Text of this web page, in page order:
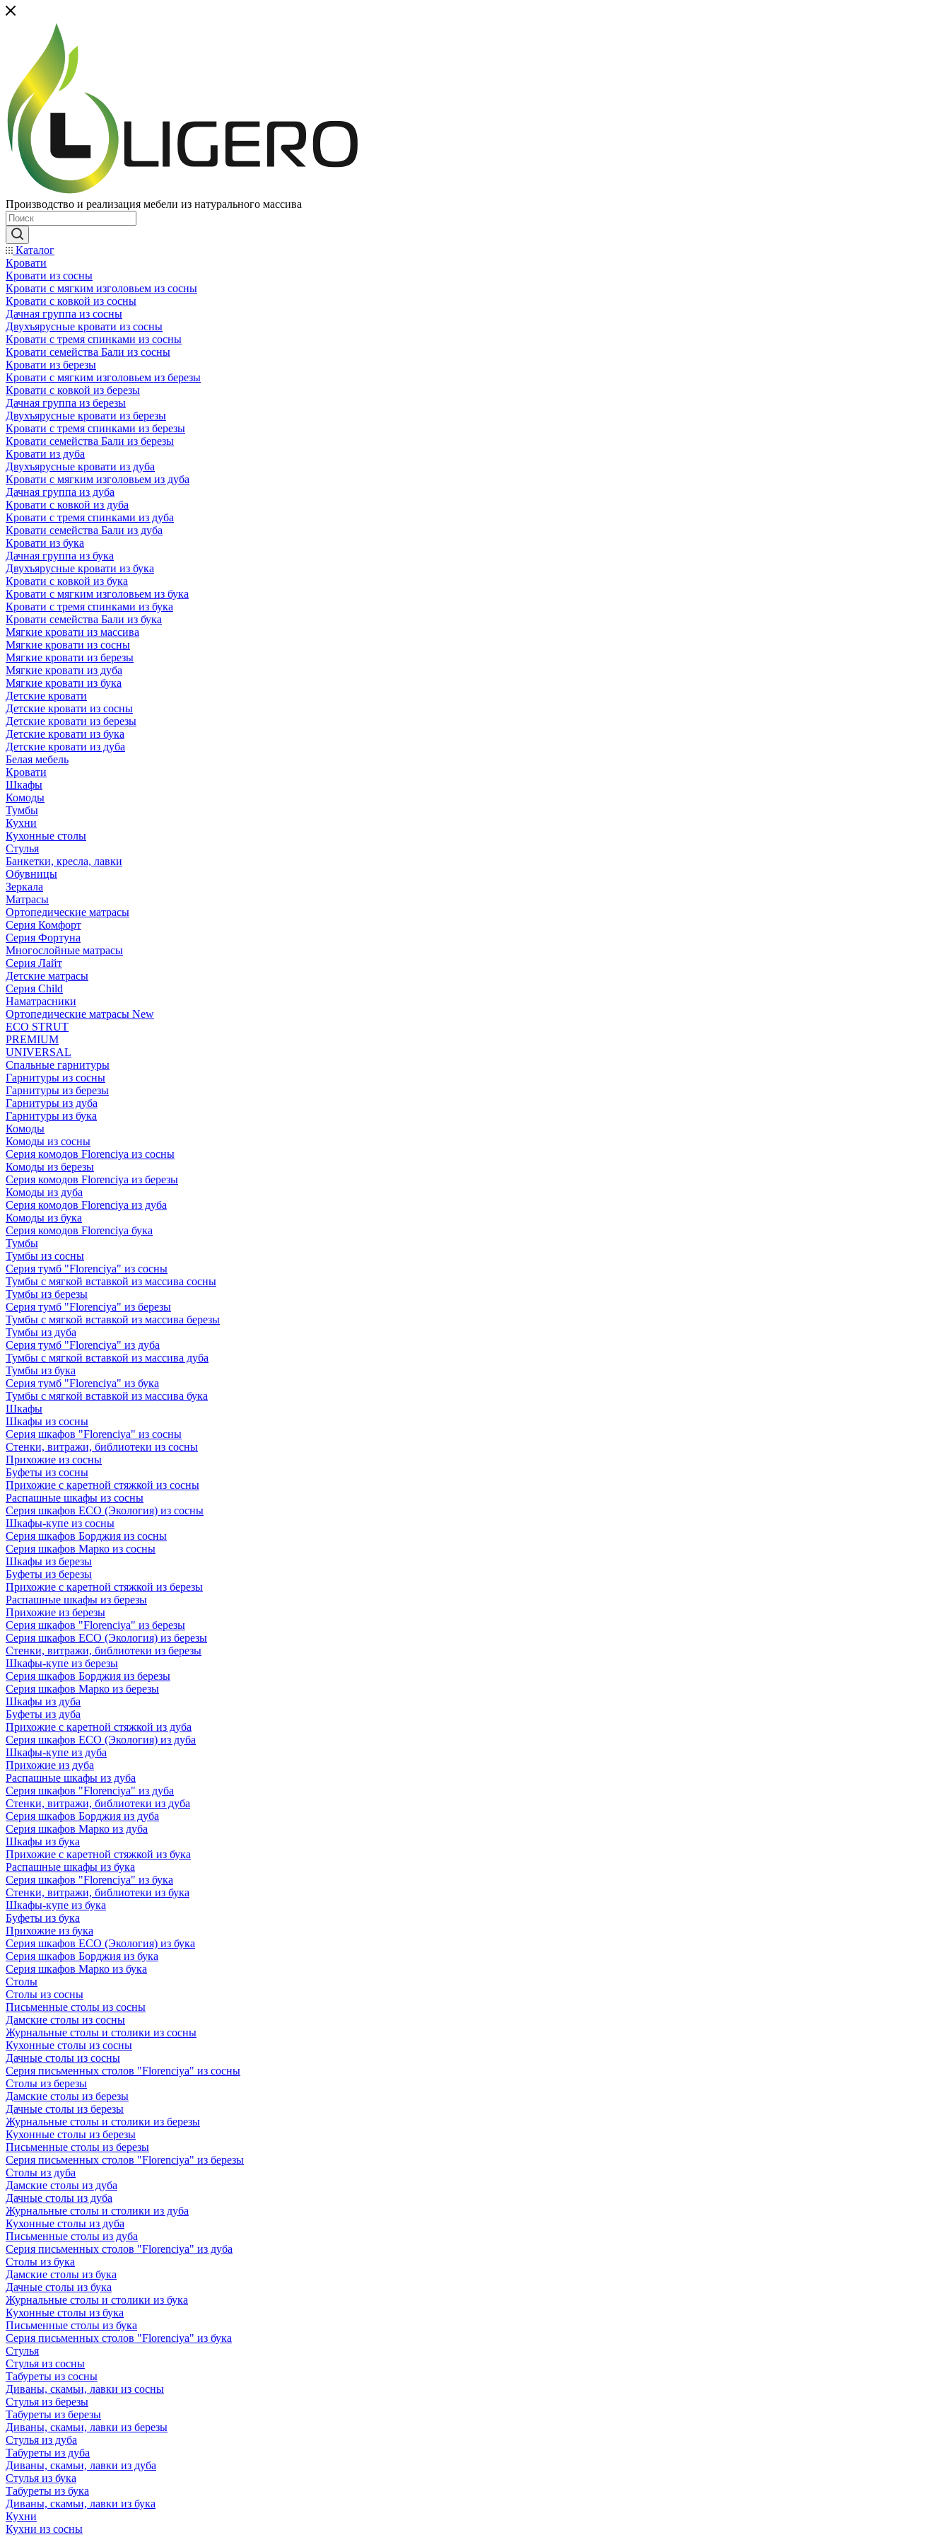
Производство и реализация мебели из натурального массива
Каталог
Кровати
Кровати из сосны
Кровати с мягким изголовьем из сосны
Кровати с ковкой из сосны
Дачная группа из сосны
Двухъярусные кровати из сосны
Кровати с тремя спинками из сосны
Кровати семейства Бали из сосны
Кровати из березы
Кровати с мягким изголовьем из березы
Кровати с ковкой из березы
Дачная группа из березы
Двухъярусные кровати из березы
Кровати с тремя спинками из березы
Кровати семейства Бали из березы
Кровати из дуба
Двухъярусные кровати из дуба
Кровати с мягким изголовьем из дуба
Дачная группа из дуба
Кровати с ковкой из дуба
Кровати с тремя спинками из дуба
Кровати семейства Бали из дуба
Кровати из бука
Дачная группа из бука
Двухъярусные кровати из бука
Кровати с ковкой из бука
Кровати с мягким изголовьем из бука
Кровати с тремя спинками из бука
Кровати семейства Бали из бука
Мягкие кровати из массива
Мягкие кровати из сосны
Мягкие кровати из березы
Мягкие кровати из дуба
Мягкие кровати из бука
Детские кровати
Детские кровати из сосны
Детские кровати из березы
Детские кровати из бука
Детские кровати из дуба
Белая мебель
Кровати
Шкафы
Комоды
Тумбы
Кухни
Кухонные столы
Стулья
Банкетки, кресла, лавки
Обувницы
Зеркала
Матрасы
Ортопедические матрасы
Серия Комфорт
Серия Фортуна
Многослойные матрасы
Серия Лайт
Детские матрасы
Серия Child
Наматрасники
Ортопедические матрасы New
ECO STRUT
PREMIUM
UNIVERSAL
Спальные гарнитуры
Гарнитуры из сосны
Гарнитуры из березы
Гарнитуры из дуба
Гарнитуры из бука
Комоды
Комоды из сосны
Серия комодов Florenciya из сосны
Комоды из березы
Серия комодов Florenciya из березы
Комоды из дуба
Серия комодов Florenciya из дуба
Комоды из бука
Серия комодов Florenciya бука
Тумбы
Тумбы из сосны
Серия тумб "Florenciya" из сосны
Тумбы с мягкой вставкой из массива сосны
Тумбы из березы
Серия тумб "Florenciya" из березы
Тумбы с мягкой вставкой из массива березы
Тумбы из дуба
Серия тумб "Florenciya" из дуба
Тумбы с мягкой вставкой из массива дуба
Тумбы из бука
Серия тумб "Florenciya" из бука
Тумбы с мягкой вставкой из массива бука
Шкафы
Шкафы из сосны
Серия шкафов "Florenciya" из сосны
Стенки, витражи, библиотеки из сосны
Прихожие из сосны
Буфеты из сосны
Прихожие с каретной стяжкой из сосны
Распашные шкафы из сосны
Серия шкафов ECO (Экология) из сосны
Шкафы-купе из сосны
Серия шкафов Борджия из сосны
Серия шкафов Марко из сосны
Шкафы из березы
Буфеты из березы
Прихожие с каретной стяжкой из березы
Распашные шкафы из березы
Прихожие из березы
Серия шкафов "Florenciya" из березы
Серия шкафов ECO (Экология) из березы
Стенки, витражи, библиотеки из березы
Шкафы-купе из березы
Серия шкафов Борджия из березы
Серия шкафов Марко из березы
Шкафы из дуба
Буфеты из дуба
Прихожие с каретной стяжкой из дуба
Серия шкафов ECO (Экология) из дуба
Шкафы-купе из дуба
Прихожие из дуба
Распашные шкафы из дуба
Серия шкафов "Florenciya" из дуба
Стенки, витражи, библиотеки из дуба
Серия шкафов Борджия из дуба
Серия шкафов Марко из дуба
Шкафы из бука
Прихожие с каретной стяжкой из бука
Распашные шкафы из бука
Серия шкафов "Florenciya" из бука
Стенки, витражи, библиотеки из бука
Шкафы-купе из бука
Буфеты из бука
Прихожие из бука
Серия шкафов ECO (Экология) из бука
Серия шкафов Борджия из бука
Серия шкафов Марко из бука
Столы
Столы из сосны
Письменные столы из сосны
Дамские столы из сосны
Журнальные столы и столики из сосны
Кухонные столы из сосны
Дачные столы из сосны
Серия письменных столов "Florenciya" из сосны
Столы из березы
Дамские столы из березы
Дачные столы из березы
Журнальные столы и столики из березы
Кухонные столы из березы
Письменные столы из березы
Серия письменных столов "Florenciya" из березы
Столы из дуба
Дамские столы из дуба
Дачные столы из дуба
Журнальные столы и столики из дуба
Кухонные столы из дуба
Письменные столы из дуба
Серия письменных столов "Florenciya" из дуба
Столы из бука
Дамские столы из бука
Дачные столы из бука
Журнальные столы и столики из бука
Кухонные столы из бука
Письменные столы из бука
Серия письменных столов "Florenciya" из бука
Стулья
Стулья из сосны
Табуреты из сосны
Диваны, скамьи, лавки из сосны
Стулья из березы
Табуреты из березы
Диваны, скамьи, лавки из березы
Стулья из дуба
Табуреты из дуба
Диваны, скамьи, лавки из дуба
Стулья из бука
Табуреты из бука
Диваны, скамьи, лавки из бука
Кухни
Кухни из сосны